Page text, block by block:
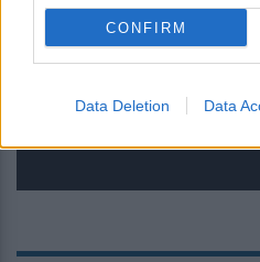
CONFIRM
Data Deletion Data
Μικροσκοπικό
ανοίγει τον δρόμο
θεμελιώδους